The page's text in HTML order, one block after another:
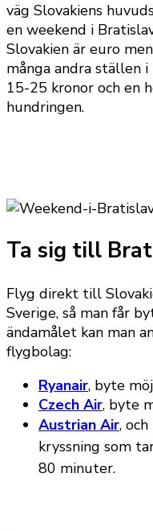
väg Slovakiens
en weekend i
Slovakien är euro
många andra ställen
15-25 kronor och en
hundringen.
Ta sig till
Flyg direkt till
Sverige, så man får
ändamålet kan man
flygbolag:
Ryanair, byte
Czech Air, byte
Austrian Air,
kryssning som
80 minuter.